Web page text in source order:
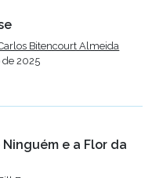
Bitencourt Almeida
de 2025
Ninguém e a Flor da